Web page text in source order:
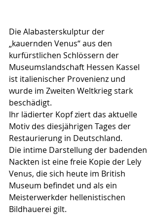
Die Alabasterskulptur der
„kauernden Venus“ aus den
kurfürstlichen Schlössern der
Museumslandschaft Hessen Kassel
ist italienischer Provenienz und
wurde im Zweiten Weltkrieg stark
beschädigt.
Ihr lädierter Kopf ziert das aktuelle
Motiv des diesjährigen Tages der
Restaurierung in Deutschland.
Die intime Darstellung der badenden
Nackten ist eine freie Kopie der Lely
Venus, die sich heute im British
Museum befindet und als ein
Meisterwerkder hellenistischen
Bildhauerei gilt.